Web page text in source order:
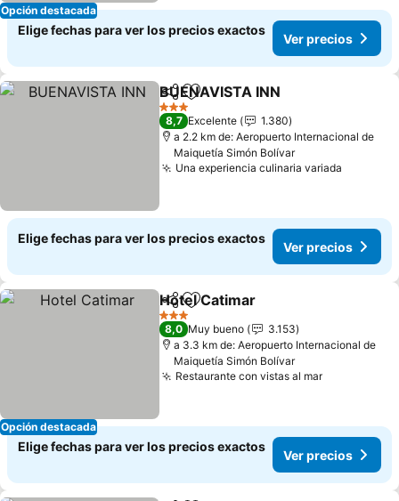
Opción destacada
Elige fechas para ver los precios exactos
Ver precios
CompartirAgregar a favoritos
BUENAVISTA INN
3 Estrellas
8,7 Excelente
1.380
a 2.2 km de: Aeropuerto Internacional de
Maiquetía Simón Bolívar
Una experiencia culinaria variada
Elige fechas para ver los precios exactos
Ver precios
Opción destacada
CompartirAgregar a favoritos
Hotel Catimar
3 Estrellas
8,0 Muy bueno
3.153
a 3.3 km de: Aeropuerto Internacional de
Maiquetía Simón Bolívar
Restaurante con vistas al marVer precios
Elige fechas para ver los precios exactos
Ver precios